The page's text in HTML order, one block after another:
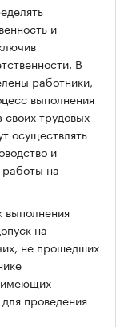
и
В
работники,
выполнения
своих трудовых
осуществлять
и
работы на
выполнения
на
не прошедших
имеющих
проведения